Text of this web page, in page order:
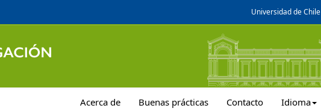
Universidad de Chile
Acerca de Buenas prácticas Contacto Idioma